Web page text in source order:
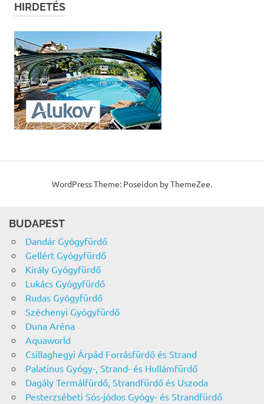
HIRDETÉS
WordPress Theme: Poseidon by ThemeZee.
BUDAPEST
Dandár Gyógyfürdő
Gellért Gyógyfürdő
Király Gyógyfürdő
Lukács Gyógyfürdő
Rudas Gyógyfürdő
Széchenyi Gyógyfürdő
Duna Aréna
Aquaworld
Csillaghegyi Árpád Forrásfürdő és Strand
Palatinus Gyógy-, Strand- és Hullámfürdő
Dagály Termálfürdő, Strandfürdő és Uszoda
Pesterzsébeti Sós-jódos Gyógy- és Strandfürdő